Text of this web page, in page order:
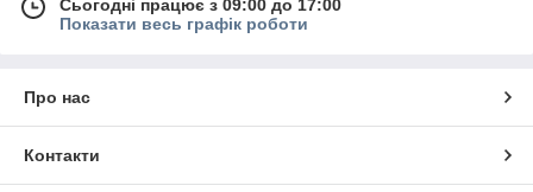
Сьогодні працює з 09:00 до 17:00
Показати весь графік роботи
Про нас
Контакти